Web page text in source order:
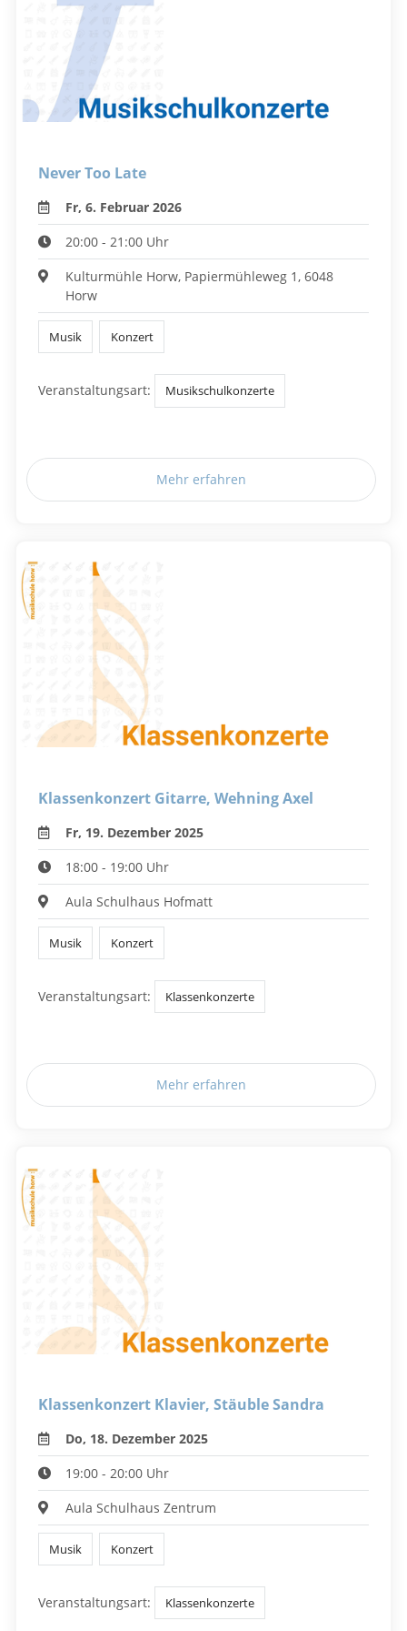
Never Too Late
Fr, 6. Februar 2026
20:00 - 21:00 Uhr
Kulturmühle Horw, Papiermühleweg 1, 6048
Horw
Musik Konzert
Veranstaltungsart: Musikschulkonzerte
Mehr erfahren
Klassenkonzert Gitarre, Wehning Axel
Fr, 19. Dezember 2025
18:00 - 19:00 Uhr
Aula Schulhaus Hofmatt
Musik Konzert
Veranstaltungsart: Klassenkonzerte
Mehr erfahren
Klassenkonzert Klavier, Stäuble Sandra
Do, 18. Dezember 2025
19:00 - 20:00 Uhr
Aula Schulhaus Zentrum
Musik Konzert
Veranstaltungsart: Klassenkonzerte